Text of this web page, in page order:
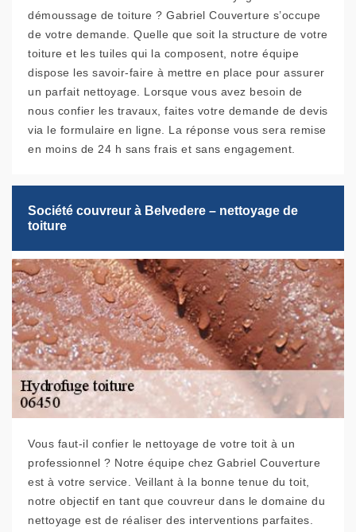
démoussage de toiture ? Gabriel Couverture s’occupe
de votre demande. Quelle que soit la structure de votre
toiture et les tuiles qui la composent, notre équipe
dispose les savoir-faire à mettre en place pour assurer
un parfait nettoyage. Lorsque vous avez besoin de
nous confier les travaux, faites votre demande de devis
via le formulaire en ligne. La réponse vous sera remise
en moins de 24 h sans frais et sans engagement.
Société couvreur à Belvedere – nettoyage de
toiture
Vous faut-il confier le nettoyage de votre toit à un
professionnel ? Notre équipe chez Gabriel Couverture
est à votre service. Veillant à la bonne tenue du toit,
notre objectif en tant que couvreur dans le domaine du
nettoyage est de réaliser des interventions parfaites.